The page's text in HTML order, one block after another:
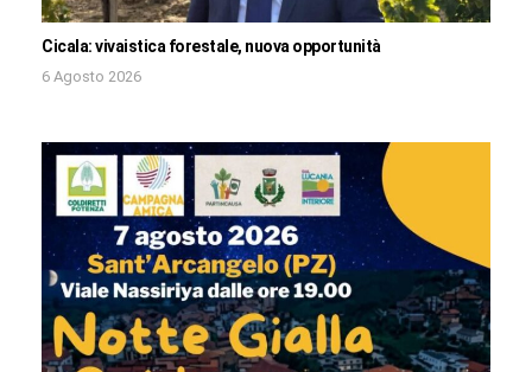
Cicala: vivaistica forestale, nuova opportunità
6 Agosto 2026